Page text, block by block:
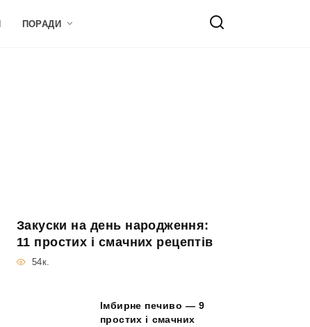
ПОРАДИ
Закуски на день народження:
11 простих і смачних рецептів
54к.
Імбирне печиво — 9
простих і смачних